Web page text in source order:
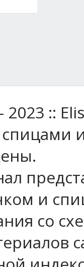
::
и
со